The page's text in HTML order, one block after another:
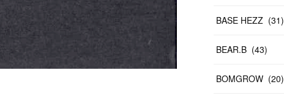
BASE HEZZ (31)
BEAR.B (43)
BOMGROW (20)